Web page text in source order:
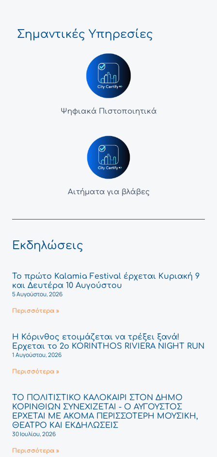
Σημαντικές Υπηρεσίες
Ψηφιακά Πιστοποιητικά
Αιτήματα για βλάβες
Εκδηλώσεις
Το πρώτο Kalamia Festival έρχεται Κυριακή 9
και Δευτέρα 10 Αυγούστου
5 Αυγούστου, 2026
Περισσότερα »
Η Κόρινθος ετοιμάζεται να τρέξει ξανά!
Έρχεται το 2ο KORINTHOS RIVIERA NIGHT RUN
1 Αυγούστου, 2026
Περισσότερα »
ΤΟ ΠΟΛΙΤΙΣΤΙΚΟ ΚΑΛΟΚΑΙΡΙ ΣΤΟΝ ΔΗΜΟ
ΚΟΡΙΝΘΙΩΝ ΣΥΝΕΧΙΖΕΤΑΙ - Ο ΑΥΓΟΥΣΤΟΣ
ΕΡΧΕΤΑΙ ΜΕ ΑΚΟΜΑ ΠΕΡΙΣΣΟΤΕΡΗ ΜΟΥΣΙΚΗ,
ΘΕΑΤΡΟ ΚΑΙ ΕΚΔΗΛΩΣΕΙΣ
30 Ιουλίου, 2026
Περισσότερα »